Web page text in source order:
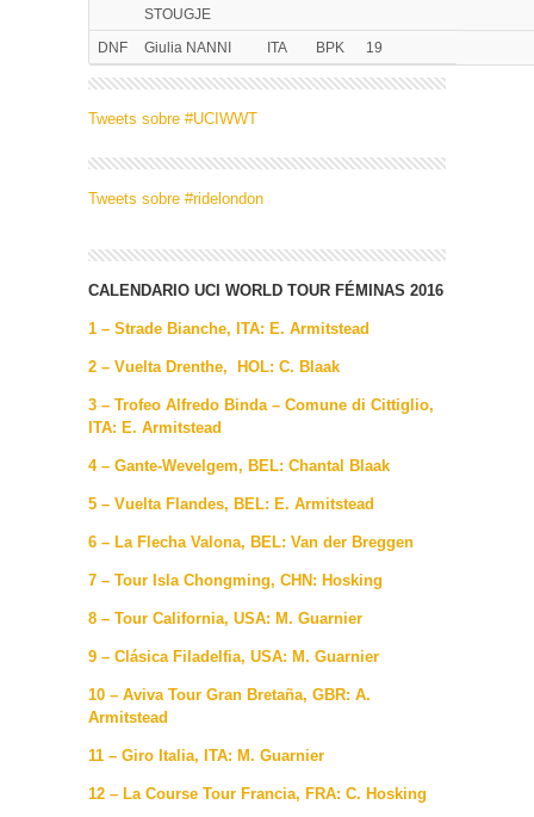
STOUGJE
DNF Giulia NANNI ITA BPK 19
Tweets sobre #UCIWWT
Tweets sobre #ridelondon
CALENDARIO UCI WORLD TOUR FÉMINAS 2016
1 – Strade Bianche, ITA: E. Armitstead
2 – Vuelta Drenthe, HOL: C. Blaak
3 – Trofeo Alfredo Binda – Comune di Cittiglio,
ITA: E. Armitstead
4 – Gante-Wevelgem, BEL: Chantal Blaak
5 – Vuelta Flandes, BEL: E. Armitstead
6 – La Flecha Valona, BEL: Van der Breggen
7 – Tour Isla Chongming, CHN: Hosking
8 – Tour California, USA: M. Guarnier
9 – Clásica Filadelfia, USA: M. Guarnier
10 – Aviva Tour Gran Bretaña, GBR: A.
Armitstead
11 – Giro Italia, ITA: M. Guarnier
12 – La Course Tour Francia, FRA: C. Hosking